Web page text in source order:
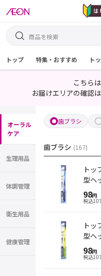
トップ 特集・おすすめ ト
こちら
お届けエリアの確認は
オーラル
ケア
生理用品
体調管理
衛生用品
健康管理
歯ブラシ
歯ブラシ (167)
トッ
型ヘ
98円
税込
トッ
型ヘ
98円
税込